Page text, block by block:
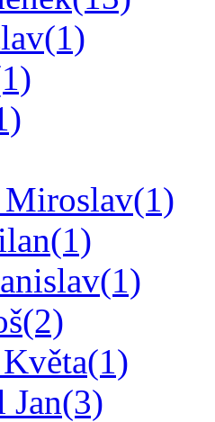
(1)
(1)
(1)
(1)
(2)
(1)
(3)